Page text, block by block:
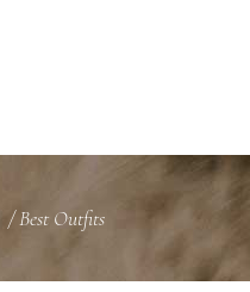
/Best Outfits